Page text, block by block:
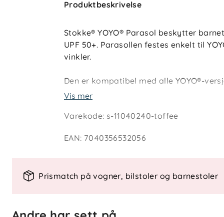
Produktbeskrivelse
Stokke® YOYO® Parasol beskytter
UPF 50+. Parasollen festes enkelt til
vinkler.
Den er kompatibel med alle YOYO®-
6+ Pack og bilsete. Parasollen finnes i
Spesielle funksjoner
- Tilgjengelig i flere farger
- UV-beskyttende tekstil
Vis mer
Varekode:s-11040240-toffee
EAN: 7040356532056
Prismatch på vogner, bilstoler og barnestoler